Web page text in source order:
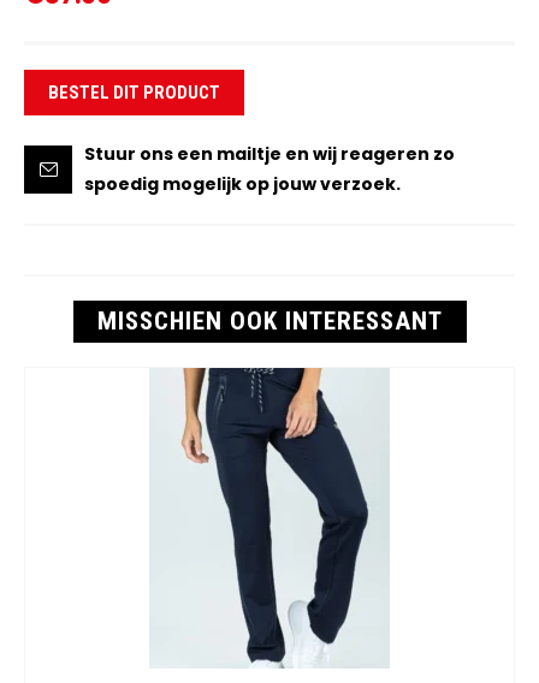
BESTEL DIT PRODUCT
Stuur ons een mailtje en wij reageren zo
spoedig mogelijk op jouw verzoek.
MISSCHIEN OOK INTERESSANT